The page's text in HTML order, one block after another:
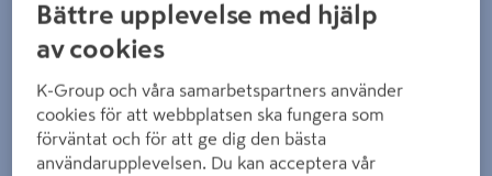
Bättre upplevelse med hjälp
av cookies
K-Group och våra samarbetspartners använder
cookies för att webbplatsen ska fungera som
förväntat och för att ge dig den bästa
användarupplevelsen. Du kan acceptera vår